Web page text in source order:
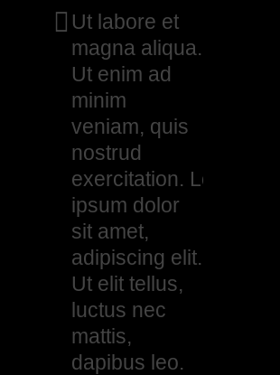
Ut labore et
magna aliqua.
Ut enim ad
minim
veniam, quis
nostrud
exercitation. Lorem
ipsum dolor
sit amet,
adipiscing elit.
Ut elit tellus,
luctus nec
mattis,
dapibus leo.